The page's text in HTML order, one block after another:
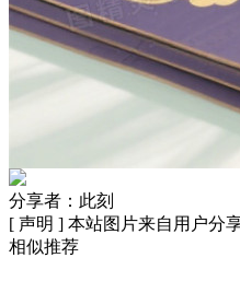
分享者：此刻
[ 声明 ] 本站图片来自用户分
相似推荐